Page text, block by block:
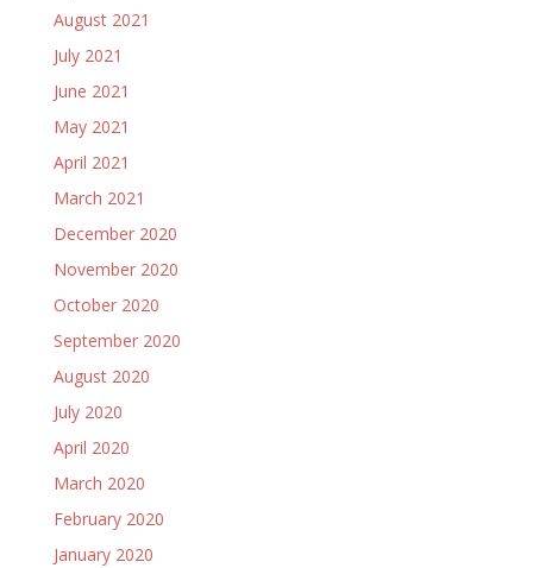
August 2021
July 2021
June 2021
May 2021
April 2021
March 2021
December 2020
November 2020
October 2020
September 2020
August 2020
July 2020
April 2020
March 2020
February 2020
January 2020